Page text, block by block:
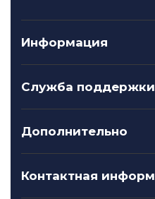
Информация
Служба поддержки
Дополнительно
Контактная